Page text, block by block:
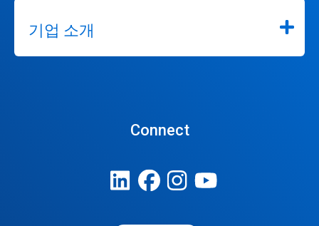
기업 소개
Connect